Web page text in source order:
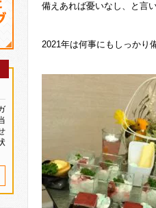
備えあれば憂いなし、と言
2021年は何事にもしっかり